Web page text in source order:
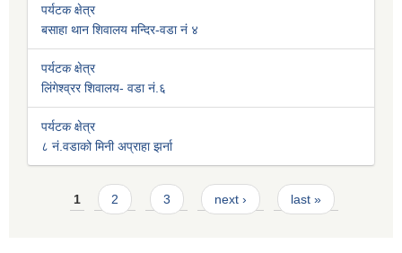
पर्यटक क्षेत्र
बसाहा थान शिवालय मन्दिर-वडा नं ४
पर्यटक क्षेत्र
लिंगेश्व्रर शिवालय- वडा नं.६
पर्यटक क्षेत्र
८ नं.वडाको मिनी अप्राहा झर्ना
Pages
1 2 3 next › last »